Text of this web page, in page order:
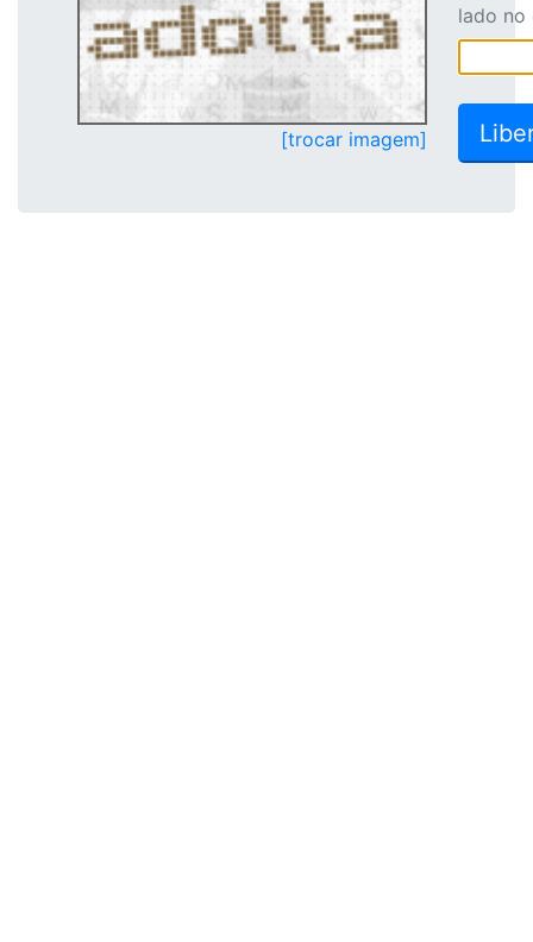
[trocar imagem]
lado no